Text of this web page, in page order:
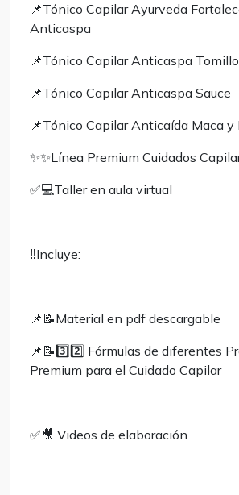
📌Tónico Capilar Ayurveda
Anticaspa
📌Tónico Capilar Anticaspa
📌Tónico Capilar Anticaspa Sauce
📌Tónico Capilar Anticaída Maca y
✨️✨️Línea Premium Cuidados
✅️💻Taller en aula virtual
‼️Incluye:
📌📝Material en pdf descargable
📌📝3️⃣2️⃣ Fórmulas de diferentes
Premium para el Cuidado Capilar
✅️🎥 Videos de elaboración